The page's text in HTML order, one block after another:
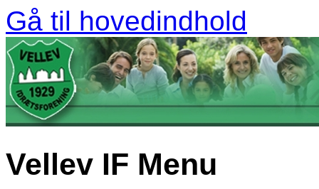
Gå til hovedindhold
Vellev IF Menu